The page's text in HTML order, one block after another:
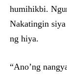
humihikbi.
Nakatingin
ng hiya.
“Ano’ng